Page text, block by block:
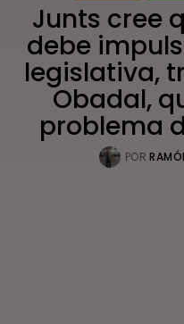
Junts cree
debe
legislativa,
Obadal,
problema
POR